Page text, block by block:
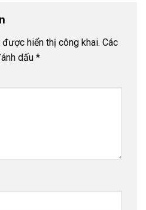
hiển thị công khai. Các
dấu *